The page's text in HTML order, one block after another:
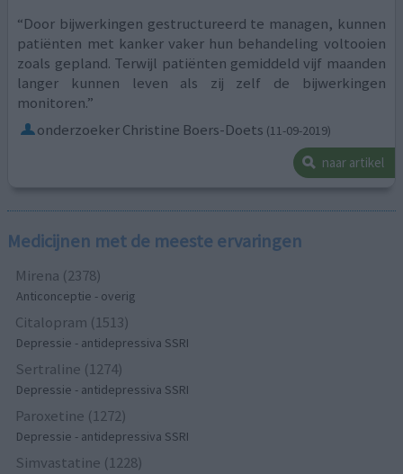
“Door bijwerkingen gestructureerd te managen, kunnen
patiënten met kanker vaker hun behandeling voltooien
zoals gepland. Terwijl patiënten gemiddeld vijf maanden
langer kunnen leven als zij zelf de bijwerkingen
monitoren.”
onderzoeker Christine Boers-Doets (11-09-2019)
naar artikel
Medicijnen met de meeste ervaringen
Mirena (2378)
Anticonceptie - overig
Citalopram (1513)
Depressie - antidepressiva SSRI
Sertraline (1274)
Depressie - antidepressiva SSRI
Paroxetine (1272)
Depressie - antidepressiva SSRI
Simvastatine (1228)